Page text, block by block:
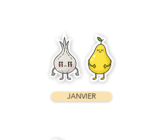
JANVIER